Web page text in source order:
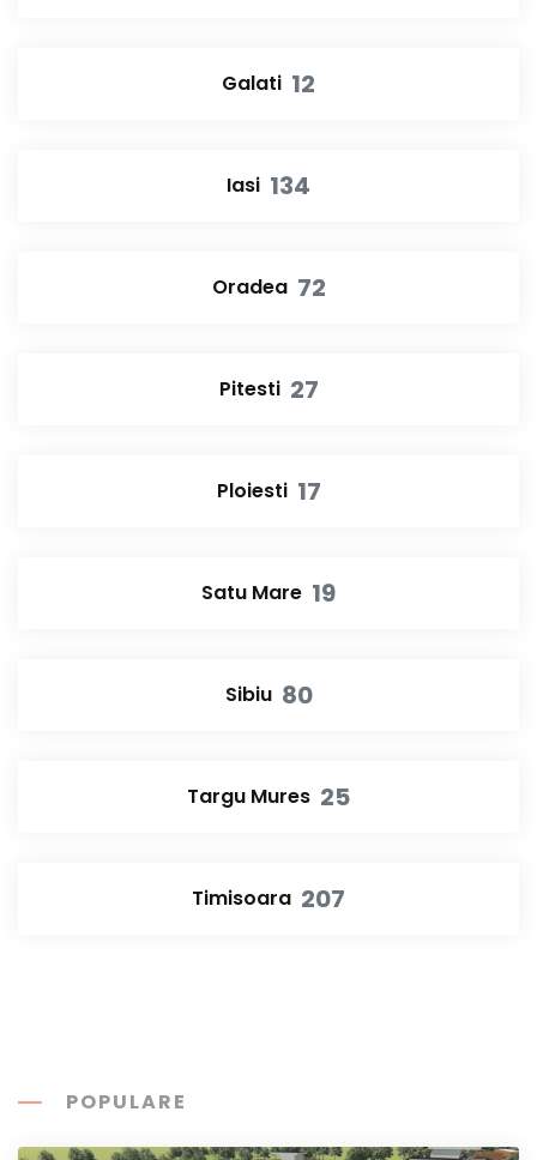
Galati 12
Iasi 134
Oradea 72
Pitesti 27
Ploiesti 17
Satu Mare 19
Sibiu 80
Targu Mures 25
Timisoara 207
POPULARE